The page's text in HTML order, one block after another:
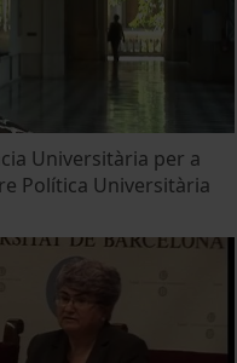
Universitària per a
Política Universitària